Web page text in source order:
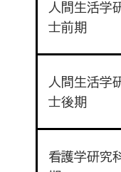
人間生活学
士前期
人間生活学
士後期
看護学研究